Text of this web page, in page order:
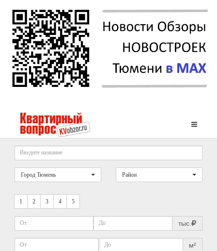
Город Тюмень Район
1 2 3 4 5
тыс.
м²